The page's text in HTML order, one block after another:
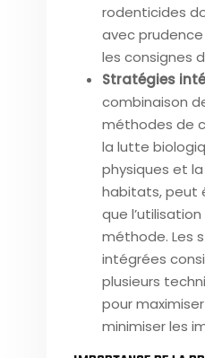
rodenticides
avec
les consignes
Stratégies
combinaison
méthodes de
la lutte
physiques et
habitats, peut
que l’utilisation
méthode. Les
intégrées
plusieurs
pour
minimiser les